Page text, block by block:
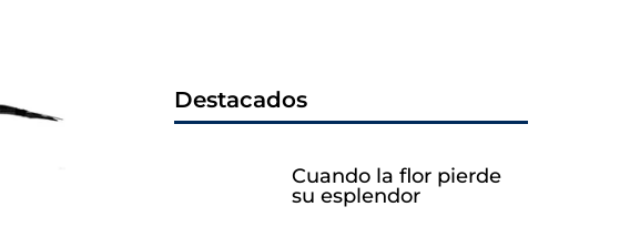
Destacados
Cuando la flor pierde
su esplendor